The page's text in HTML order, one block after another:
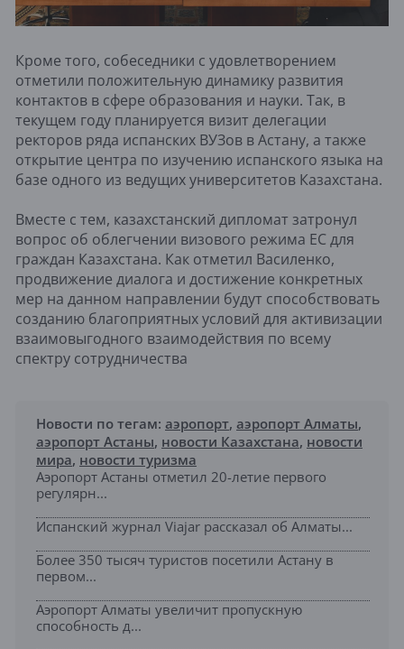
Кроме того, собеседники с удовлетворением
отметили положительную динамику развития
контактов в сфере образования и науки. Так, в
текущем году планируется визит делегации
ректоров ряда испанских ВУЗов в Астану, а также
открытие центра по изучению испанского языка на
базе одного из ведущих университетов Казахстана.
Вместе с тем, казахстанский дипломат затронул
вопрос об облегчении визового режима ЕС для
граждан Казахстана. Как отметил Василенко,
продвижение диалога и достижение конкретных
мер на данном направлении будут способствовать
созданию благоприятных условий для активизации
взаимовыгодного взаимодействия по всему
спектру сотрудничества
Новости по тегам: аэропорт, аэропорт Алматы,
аэропорт Астаны, новости Казахстана, новости
мира, новости туризма
Аэропорт Астаны отметил 20-летие первого
регулярн...
Испанский журнал Viajar рассказал об Алматы...
Более 350 тысяч туристов посетили Астану в
первом...
Аэропорт Алматы увеличит пропускную
способность д...